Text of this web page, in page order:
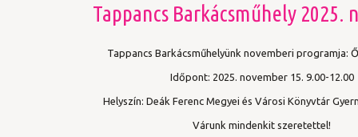
Tappancs Barkácsműhely 2025.
Tappancs Barkácsműhelyünk novemberi programja:
Időpont: 2025. november 15. 9.00-12.00
Helyszín: Deák Ferenc Megyei és Városi Könyvtár
Várunk mindenkit szeretettel!